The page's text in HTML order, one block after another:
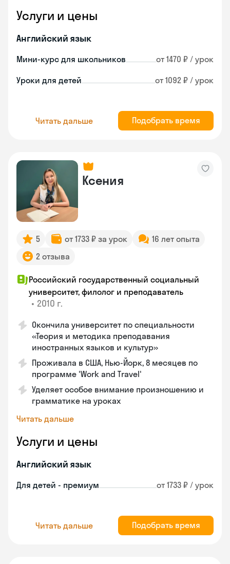
Услуги и цены
Английский язык
Мини-курс для школьников от 1470 ₽ / урок
Уроки для детей от 1092 ₽ / урок
Читать дальше Подобрать время
Ксения
5 от 1733 ₽ за урок
16 лет опыта
2 отзыва
Российский государственный социальный
университет, филолог и преподаватель
• 2010 г.
Окончила университет по специальности
«Теория и методика преподавания
иностранных языков и культур»
Проживала в США, Нью-Йорк, 8 месяцев по
программе 'Work and Travel'
Уделяет особое внимание произношению и
грамматике на уроках
Читать дальше
Услуги и цены
Английский язык
Для детей - премиум от 1733 ₽ / урок
Читать дальше Подобрать время